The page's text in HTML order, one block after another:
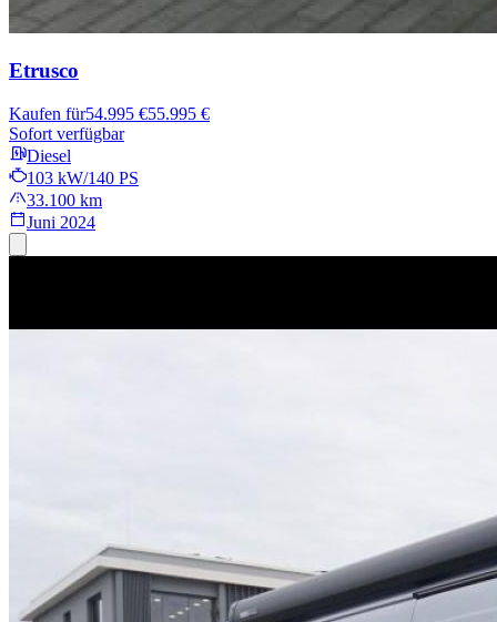
Etrusco
Kaufen für54.995 €55.995 €
Sofort verfügbar
Diesel
103 kW/140 PS
33.100 km
Juni 2024